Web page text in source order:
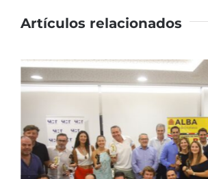
Artículos relacionados